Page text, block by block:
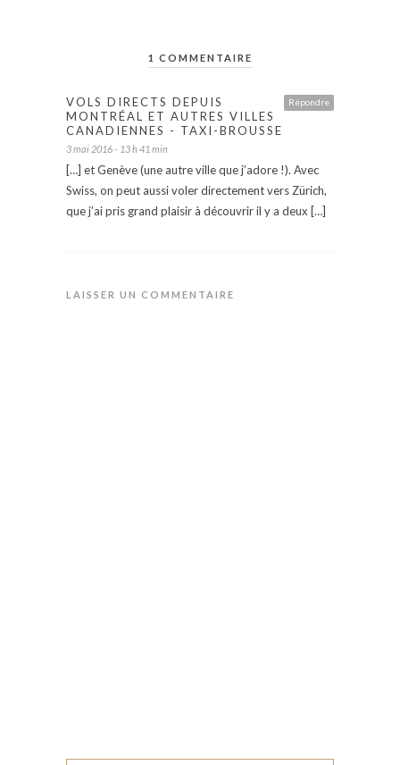
1 COMMENTAIRE
Répondre
VOLS DIRECTS DEPUIS
MONTRÉAL ET AUTRES VILLES
CANADIENNES - TAXI-BROUSSE
3 mai 2016 - 13 h 41 min
[…] et Genève (une autre ville que j’adore !). Avec
Swiss, on peut aussi voler directement vers Zürich,
que j’ai pris grand plaisir à découvrir il y a deux […]
LAISSER UN COMMENTAIRE